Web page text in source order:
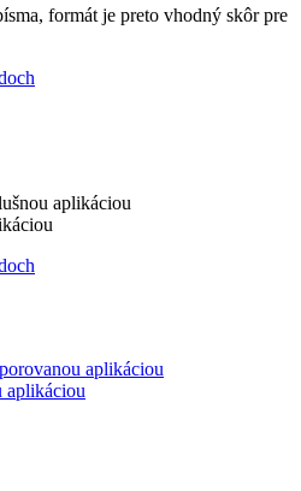
formát je preto vhodný skôr pre
aplikáciou
aplikáciou
aplikáciou